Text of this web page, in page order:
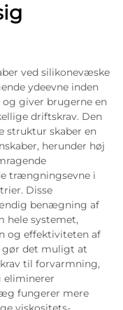
ved silikonevæske
ydeevne inden
giver brugerne en
driftskrav. Den
skaber en
herunder høj
trængningsevne i
Disse
benægning af
hele systemet,
og effektiviteten af
gør det muligt at
til forvarmning,
eliminerer
fungerer mere